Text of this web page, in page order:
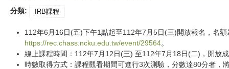
分類: IRB課程
112年6月16日(五)下午1點起至112年7月5日(三)開放報名，名
https://rec.chass.ncku.edu.tw/event/29564。
線上課程時間：112年7月12日(三) 至112年7月18日(二)，開放
時數取得方式：課程觀看期間可進行3次測驗，分數達80分者，